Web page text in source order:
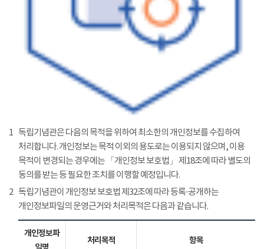
1 독립기념관은 다음의 목적을 위하여 최소한의 개인정보를 수집하여
처리합니다. 개인정보는 목적 이외의 용도로는 이용되지 않으며, 이용
목적이 변경되는 경우에는 「개인정보 보호법」 제18조에 따라 별도의
동의를 받는 등 필요한 조치를 이행할 예정입니다.
2 독립기념관이 개인정보 보호법 제32조에 따라 등록·공개하는
개인정보파일의 운영근거와 처리목적은 다음과 같습니다.
개인정보파
처리목적 항목